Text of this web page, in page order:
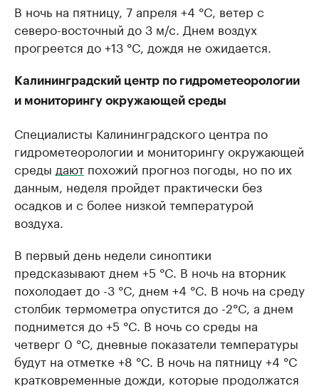
В ночь на пятницу, 7 апреля +4 °C, ветер с
северо-восточный до 3 м/с. Днем воздух
прогреется до +13 °C, дождя не ожидается.
Калининградский центр по гидрометеорологии
и мониторингу окружающей среды
Специалисты Калининградского центра по
гидрометеорологии и мониторингу окружающей
среды дают похожий прогноз погоды, но по их
данным, неделя пройдет практически без
осадков и с более низкой температурой
воздуха.
В первый день недели синоптики
предсказывают днем +5 °C. В ночь на вторник
похолодает до -3 °C, днем +4 °C. В ночь на среду
столбик термометра опустится до -2°C, а днем
поднимется до +5 °C. В ночь со среды на
четверг 0 °C, дневные показатели температуры
будут на отметке +8 °C. В ночь на пятницу +4 °C
кратковременные дожди, которые продолжатся